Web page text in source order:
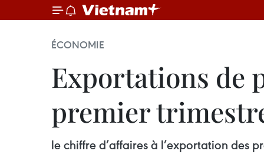
ÉCONOMIE
Exportations de
premier
le chiffre d’affaires à l’exportation des